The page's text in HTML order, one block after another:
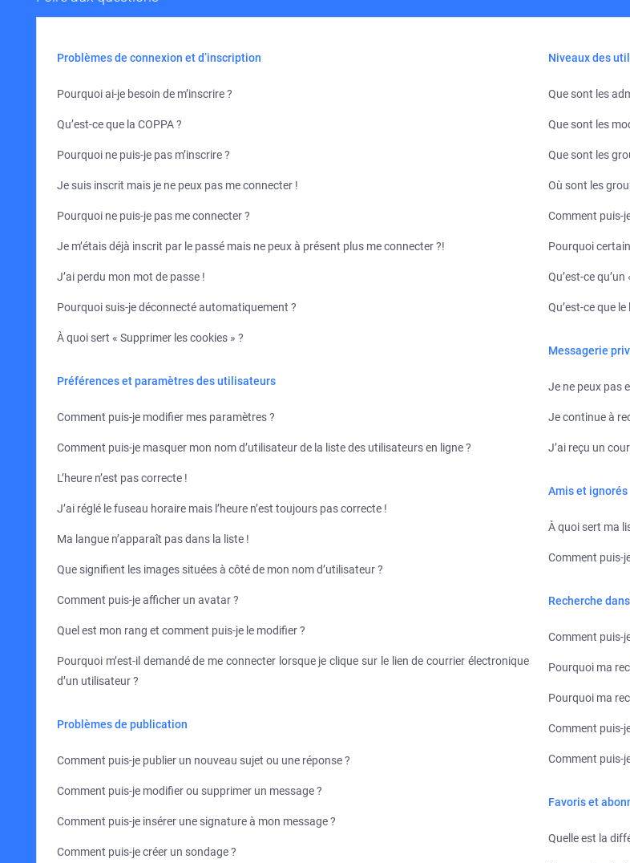
Problèmes de connexion et d’inscription
Pourquoi ai-je besoin de m’inscrire ?
Qu’est-ce que la COPPA ?
Pourquoi ne puis-je pas m’inscrire ?
Je suis inscrit mais je ne peux pas me connecter !
Pourquoi ne puis-je pas me connecter ?
Je m’étais déjà inscrit par le passé mais ne peux à présent plus me connecter ?!
J’ai perdu mon mot de passe !
Pourquoi suis-je déconnecté automatiquement ?
À quoi sert « Supprimer les cookies » ?
Préférences et paramètres des utilisateurs
Comment puis-je modifier mes paramètres ?
Comment puis-je masquer mon nom d’utilisateur de la liste des utilisateurs en ligne ?
L’heure n’est pas correcte !
J’ai réglé le fuseau horaire mais l’heure n’est toujours pas correcte !
Ma langue n’apparaît pas dans la liste !
Que signifient les images situées à côté de mon nom d’utilisateur ?
Comment puis-je afficher un avatar ?
Quel est mon rang et comment puis-je le modifier ?
Pourquoi m’est-il demandé de me connecter lorsque je clique sur le lien de courrier électronique
d’un utilisateur ?
Problèmes de publication
Comment puis-je publier un nouveau sujet ou une réponse ?
Comment puis-je modifier ou supprimer un message ?
Comment puis-je insérer une signature à mon message ?
Comment puis-je créer un sondage ?
Niveaux des
Que sont les
Que sont les
Que sont les
Où sont les
Comment puis-
Pourquoi
Qu’est-ce
Qu’est-ce que le
Messagerie
Je ne peux pas
Je continue à
J’ai reçu un
Amis et ignorés
À quoi sert ma
Comment puis-
Recherche
Comment puis-
Pourquoi ma
Pourquoi ma
Comment puis-
Comment puis-
Favoris et
Quelle est la